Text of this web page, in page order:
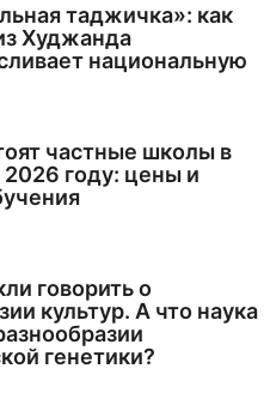
таджичка»: как
Худжанда
национальную
частные школы в
году: цены и
говорить о
культур. А что наука
генетики?